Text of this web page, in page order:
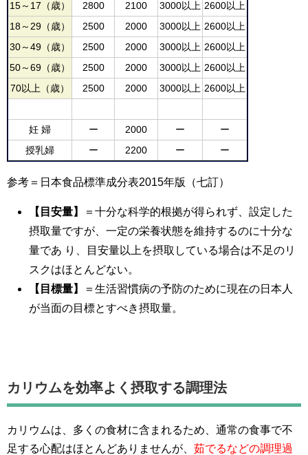
15～17（歳）
2800 2100 3000以上 2600以上
18～29（歳）
2500 2000 3000以上 2600以上
30～49（歳）
2500 2000 3000以上 2600以上
50～69（歳）
2500 2000 3000以上 2600以上
70以上（歳）
2500 2000 3000以上 2600以上
妊 婦 ー 2000 ー
ー
授乳婦
ー 2200 ー ー
参考＝日本食品標準成分表2015年版（七訂）
【目安量】
＝十分な科学的根拠が得られず、設定した
摂取量ですが、一定の栄養状態を維持するのに十分な
量であ り、目安量以上を摂取している場合は不足のリ
スクはほとんどない。
【目標量】
＝生活習慣病の予防のために現在の日本人
が当面の目標とすべき摂取量。
カリウムを効率よく摂取する調理法
カリウムは、多くの食材に含まれるため、通常の食事で不
足する心配はほとんどありませんが、 茹でるなどの調理過